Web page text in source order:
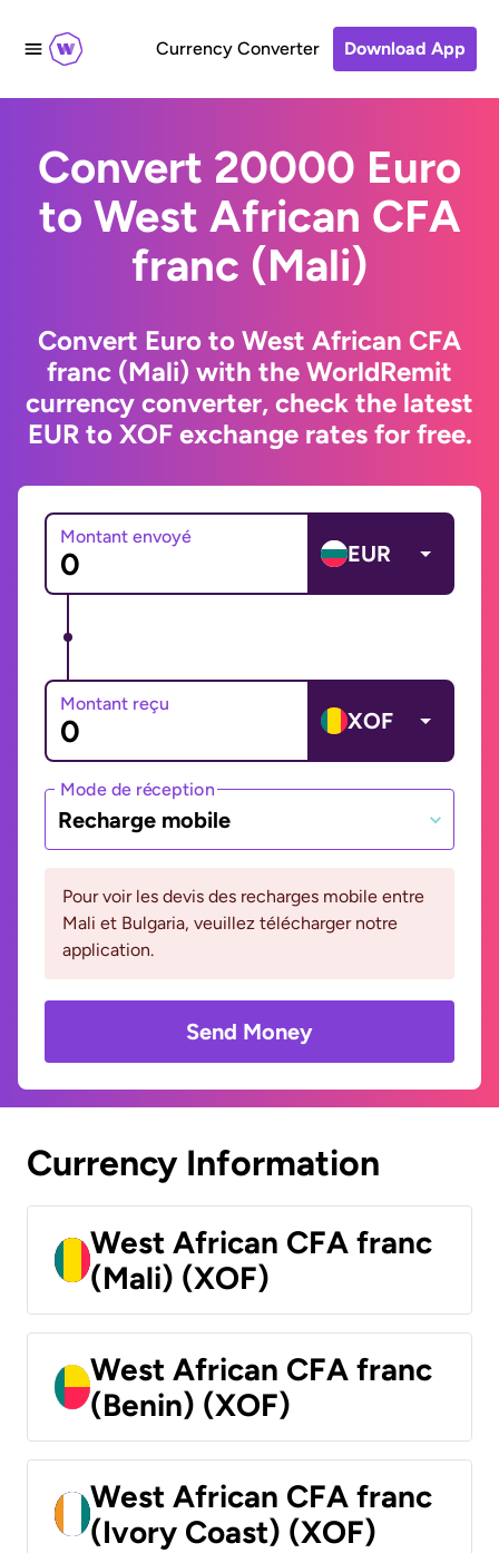
Currency Converter Download App
Convert 20000 Euro
to West African CFA
franc (Mali)
Convert Euro to West African CFA
franc (Mali) with the WorldRemit
currency converter, check the latest
EUR to XOF exchange rates for free.
Montant envoyé
EUR
Montant reçu
XOF
Mode de réception
Recharge mobile
Pour voir les devis des recharges mobile entre
Mali et Bulgaria, veuillez télécharger notre
application.
Send Money
Currency Information
West African CFA franc
(Mali) (XOF)
West African CFA franc
(Benin) (XOF)
West African CFA franc
(Ivory Coast) (XOF)